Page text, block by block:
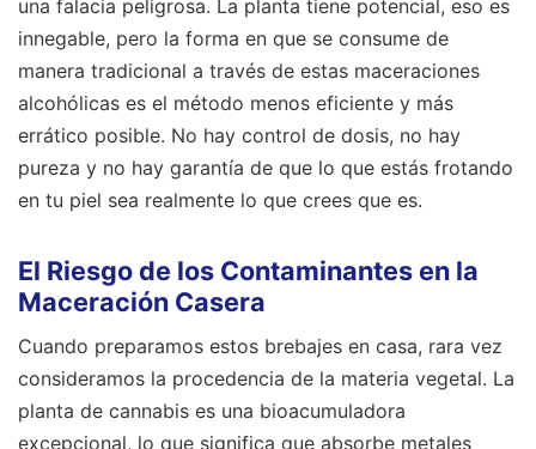
una falacia peligrosa. La planta tiene potencial, eso es
innegable, pero la forma en que se consume de
manera tradicional a través de estas maceraciones
alcohólicas es el método menos eficiente y más
errático posible. No hay control de dosis, no hay
pureza y no hay garantía de que lo que estás frotando
en tu piel sea realmente lo que crees que es.
El Riesgo de los Contaminantes en la
Maceración Casera
Cuando preparamos estos brebajes en casa, rara vez
consideramos la procedencia de la materia vegetal. La
planta de cannabis es una bioacumuladora
excepcional, lo que significa que absorbe metales